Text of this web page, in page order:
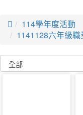

114學年度活動
1141128六年級